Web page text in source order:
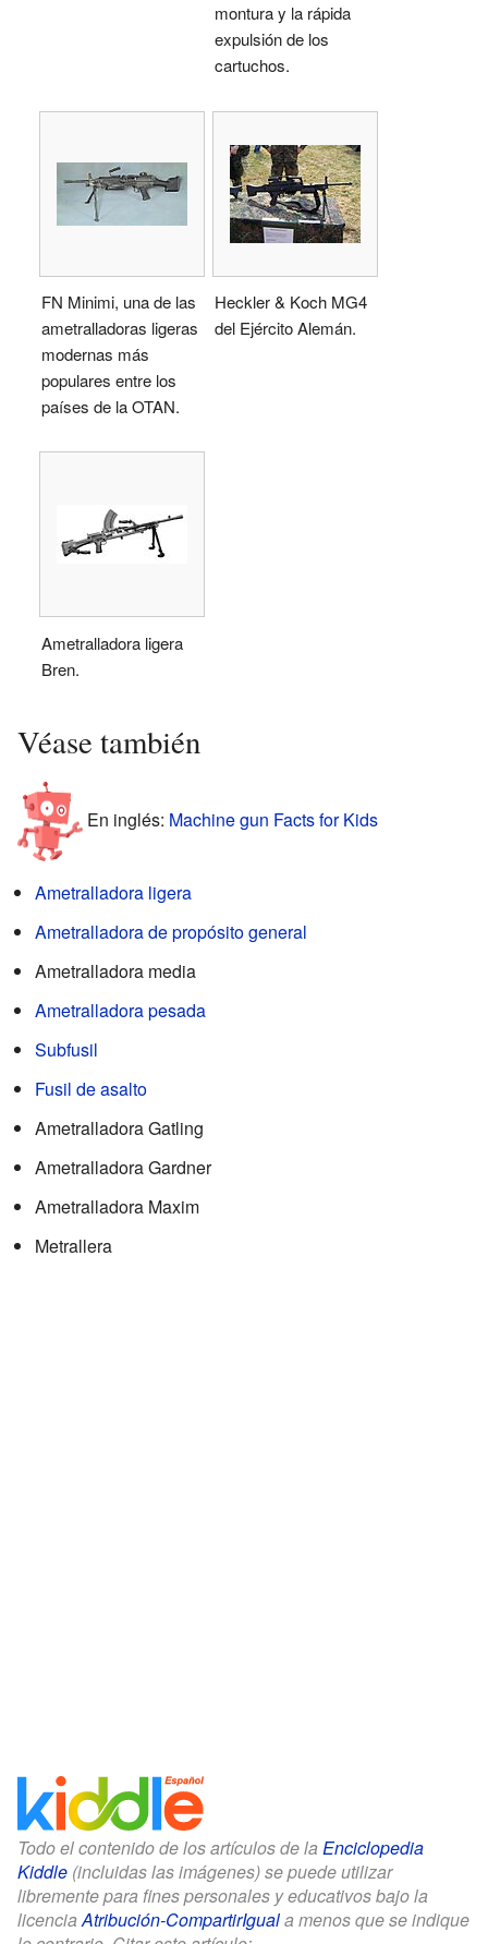
montura y la rápida
expulsión de los
cartuchos.
FN Minimi, una de las
ametralladoras ligeras
modernas más
populares entre los
países de la OTAN.
Heckler & Koch MG4
del Ejército Alemán.
Ametralladora ligera
Bren.
Véase también
En inglés: Machine gun Facts for Kids
Ametralladora ligera
Ametralladora de propósito general
Ametralladora media
Ametralladora pesada
Subfusil
Fusil de asalto
Ametralladora Gatling
Ametralladora Gardner
Ametralladora Maxim
Metrallera
Todo el contenido de los artículos de la Enciclopedia
Kiddle (incluidas las imágenes) se puede utilizar
libremente para fines personales y educativos bajo la
licenciaAtribución-CompartirIguala menos que se indique